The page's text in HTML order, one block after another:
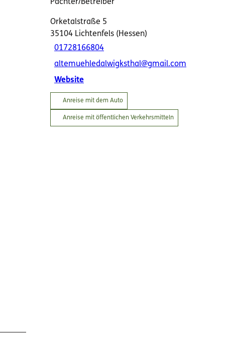
Pächter/Betreiber
Orketalstraße 5
35104 Lichtenfels (Hessen)
01728166804
altemuehledalwigksthal@gmail.com
Website
Anreise mit dem Auto
Anreise mit öffentlichen Verkehrsmitteln